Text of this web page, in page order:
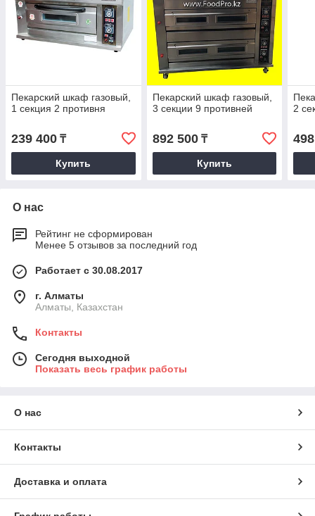
Пекарский шкаф газовый,
1 секция 2 противня
239 400 ₸
Купить
Пекарский шкаф газовый,
3 секции 9 противней
892 500₸
Купить
2
О нас
Рейтинг не сформирован
Менее 5 отзывов за последний год
Работает с 30.08.2017
г. Алматы
Алматы, Казахстан
Контакты
Сегодня выходной
Показать весь график работы
О нас
Контакты
Доставка и оплата